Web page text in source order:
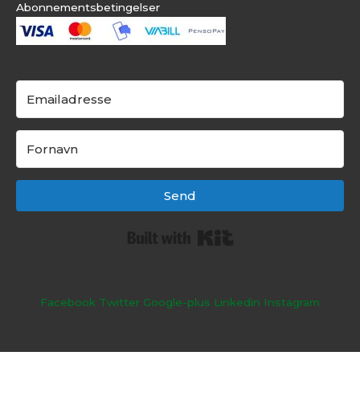
Abonnementsbetingelser
Send
Facebook Twitter Google-plus Linkedin Instagram